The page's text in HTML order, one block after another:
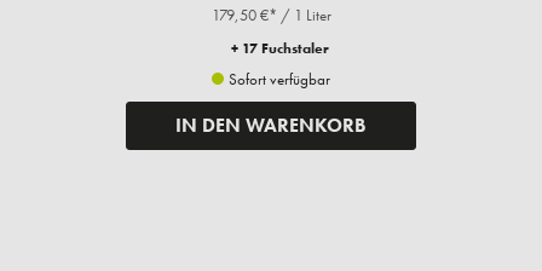
179,50 €* / 1 Liter
+ 17 Fuchstaler
Sofort verfügbar
IN DEN WARENKORB